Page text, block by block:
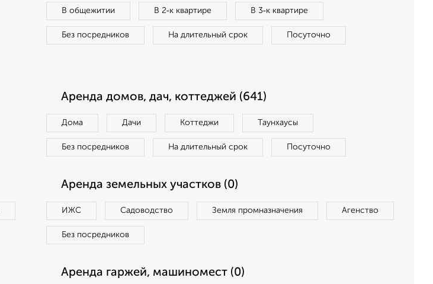
В общежитии В 2‑к квартире В 3‑к квартире
Без посредников На длительный срок Посуточно
Аренда домов, дач, коттеджей (641)
Дома Дачи Коттеджи Таунхаусы
Без посредников На длительный срок Посуточно
Аренда земельных участков (0)
ИЖС Садоводство Земля промназначения Агенство
Без посредников
Аренда гаржей, машиномест (0)